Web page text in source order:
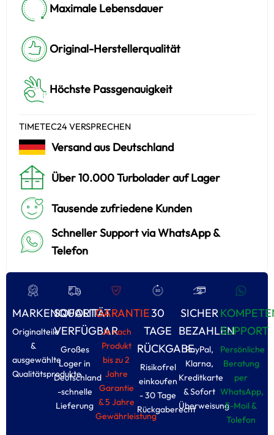
Maximale Lebensdauer
Original-Herstellerqualität
Höchste Passgenauigkeit
TIMETEC24 VERSPRECHEN
Versand aus Deutschland
Über 10.000 Turbolader auf Lager
Tausende zufriedene Kunden
Schneller Support via WhatsApp &
Telefon
MARKENQUALITÄT
Originalteile
&
ausgewählte
Qualitätsprodukte
SOFORT
VERFÜGBAR
Großes
Loger in
Deutschland
-schnelle
Lieferung
GARANTIE
Je nach
Produkt
bis zu 2
Jahre
Garantie
& 5 Jahre
Gewährleistung
30
TAGE
RÜCKGABE
Risikofrel
einkoufen
- 30 Tage
Rückgaberecht
SICHER
BEZAHLEN
PayPal,
Klarna,
Kreditkarte
& Sofort
Überweisung
SUPPORT
Persönliche
Beratung
per
WhatsApp,
E-Moil &
Tolefon